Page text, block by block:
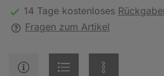
14 Tage kostenloses
Fragen zum Artikel